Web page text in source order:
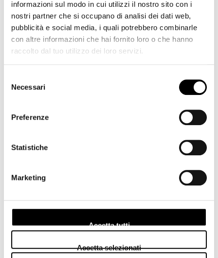
informazioni sul modo in cui utilizzi il nostro sito con i
nostri partner che si occupano di analisi dei dati web,
pubblicità e social media, i quali potrebbero combinarle
con altre informazioni che hai fornito loro o che hanno
raccolto dal tuo utilizzo dei loro servizi.
delNecessari
Preferenze
Statistiche
Marketing
Accetta tutti
Accetta selezionati
Moltiplicatori: Non compatibile
Diametro filtri: 67 mm
Paraluce: In dotazione
Tropicalizzazione: Si
Peso: 490 g
Dimensioni: 76 x 98 mm
Paraluce
Panno in microfibra pulizia lenti
INFORMAZIONI SULLA SICUREZZA DEL PRODOTTO E DEL
CHOME, MINATO-KU,TOKYO 107-0052, JAPAN